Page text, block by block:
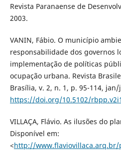
Revista Paranaense de
2003.
VANIN, Fábio. O município
responsabilidade dos governos
implementação de políticas
ocupação urbana. Revista
Brasília, v. 2, n. 1, p. 95-114,
https://doi.org/10.5102/
VILLAÇA, Flávio. As ilusões do
Disponível em:
<http://